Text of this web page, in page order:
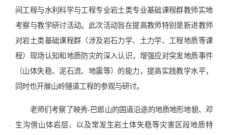
间工程与水利科学与工程专业岩土类专业基础课程群教师实地
考察与教学研讨活动。此次活动旨在提高教师特别是新进教师
对岩土类基础课程群（涉及岩石力学、土力学、工程地质等课
程）现场认知和地质防灾的深入认识，增强应对突发地质事件
（山体失稳、泥石流、地震等）的能力，提高实践教学水平，
同时也开展山岭隧道工程的参观与研讨。
老师们考察了映秀-巴郎山的国道沿途的地质地形地貌、邓
生沟傍山体岩层、以及常发生岩土体失稳等灾害区段地质特